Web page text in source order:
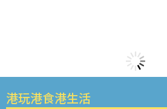
港玩港食港生活